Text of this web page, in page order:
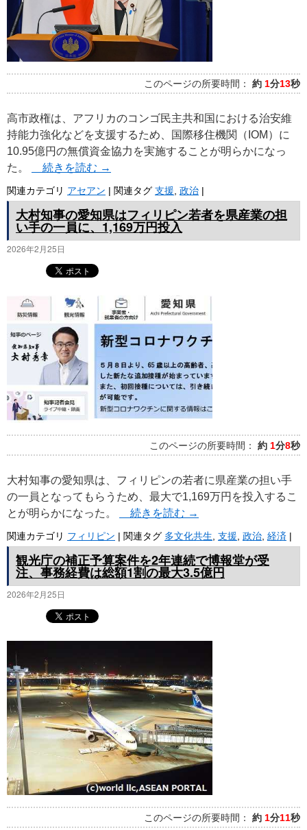
このページの所要時間： 約 1分13秒
高市政権は、アフリカのコンゴ民主共和国における治安維
持能力強化などを支援するため、国際移住機関（IOM）に
10.95億円の無償資金協力を実施することが明らかになっ
た。
続きを読む →
関連カテゴリ アセアン | 関連タグ 支援, 政治 |
大村知事の愛知県はフィリピン若者を県産業の担
い手の一員に、1,169万円投入
2026年2月25日
このページの所要時間： 約 1分8秒
大村知事の愛知県は、フィリピンの若者に県産業の担い手
の一員となってもらうため、最大で1,169万円を投入するこ
とが明らかになった。
続きを読む →
関連カテゴリ フィリピン | 関連タグ 多文化共生 支援 政治 経済 |
観光庁の補正予算案件を2年連続で博報堂が受
注、事務経費は総額1割の最大3.5億円
2026年2月25日
このページの所要時間： 約 1分11秒